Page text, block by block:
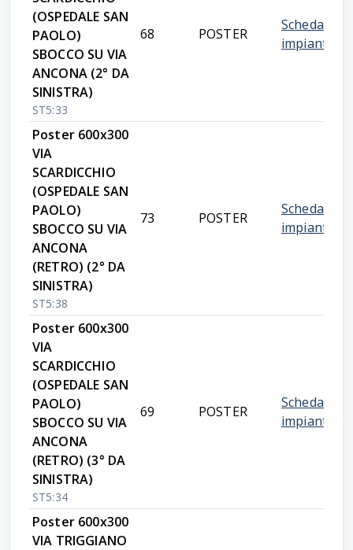
(OSPEDALE SAN
PAOLO)
SBOCCO SU VIA
ANCONA (2° DA
SINISTRA)
ST5:33
68 POSTER
Scheda
impianto
Poster 600x300
VIA
SCARDICCHIO
(OSPEDALE SAN
PAOLO)
SBOCCO SU VIA
ANCONA
(RETRO) (2° DA
SINISTRA)
ST5:38
73 POSTER
Scheda
impianto
Poster 600x300
VIA
SCARDICCHIO
(OSPEDALE SAN
PAOLO)
SBOCCO SU VIA
ANCONA
(RETRO) (3° DA
SINISTRA)
ST5:34
69 POSTER
Scheda
impianto
Poster 600x300
VIA TRIGGIANO